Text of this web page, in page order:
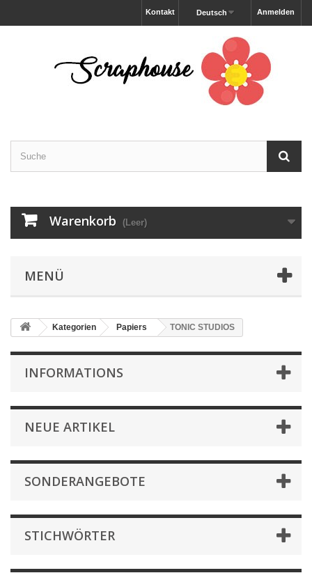
Anmelden
Deutsch
Kontakt
Warenkorb (Leer)
MENÜ
Kategorien Papiers TONIC STUDIOS
INFORMATIONS
NEUE ARTIKEL
SONDERANGEBOTE
STICHWÖRTER